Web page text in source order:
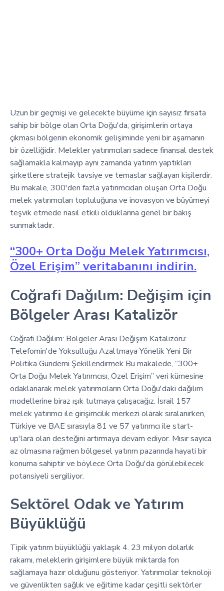
Uzun bir geçmişi ve gelecekte büyüme için sayısız fırsata
sahip bir bölge olan Orta Doğu'da, girişimlerin ortaya
çıkması bölgenin ekonomik gelişiminde yeni bir aşamanın
bir özelliğidir. Melekler yatırımcıları sadece finansal destek
sağlamakla kalmayıp aynı zamanda yatırım yaptıkları
şirketlere stratejik tavsiye ve temaslar sağlayan kişilerdir.
Bu makale, 300'den fazla yatırımcıdan oluşan Orta Doğu
melek yatırımcıları topluluğuna ve inovasyon ve büyümeyi
teşvik etmede nasıl etkili olduklarına genel bir bakış
sunmaktadır.
“300+ Orta Doğu Melek Yatırımcısı,
Özel Erişim” veritabanını indirin.
Coğrafi Dağılım: Değişim için
Bölgeler Arası Katalizör
Coğrafi Dağılım: Bölgeler Arası Değişim Katalizörü:
Telefomin'de Yoksulluğu Azaltmaya Yönelik Yeni Bir
Politika Gündemi Şekillendirmek Bu makalede, “300+
Orta Doğu Melek Yatırımcısı, Özel Erişim” veri kümesine
odaklanarak melek yatırımcıların Orta Doğu'daki dağılım
modellerine biraz ışık tutmaya çalışacağız. İsrail 157
melek yatırımcı ile girişimcilik merkezi olarak sıralanırken,
Türkiye ve BAE sırasıyla 81 ve 57 yatırımcı ile start-
up'lara olan desteğini artırmaya devam ediyor. Mısır sayıca
az olmasına rağmen bölgesel yatırım pazarında hayati bir
konuma sahiptir ve böylece Orta Doğu'da görülebilecek
potansiyeli sergiliyor.
Sektörel Odak ve Yatırım
Büyüklüğü
Tipik yatırım büyüklüğü yaklaşık 4. 23 milyon dolarlık
rakamı, meleklerin girişimlere büyük miktarda fon
sağlamaya hazır olduğunu gösteriyor. Yatırımcılar teknoloji
ve güvenlikten sağlık ve eğitime kadar çeşitli sektörler